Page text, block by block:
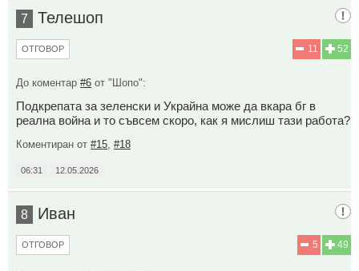
7 Телешоп
52
11
ОТГОВОР
До коментар #6 от "Шопо":
Подкрепата за зеленски и Украйна може да вкара бг в
реална война и то съвсем скоро, как я мислиш тази работа?
Коментиран от #15 #18
06:31 12.05.2026
8 Иван
49
5
ОТГОВОР